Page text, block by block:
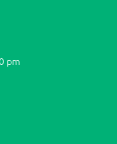
pm